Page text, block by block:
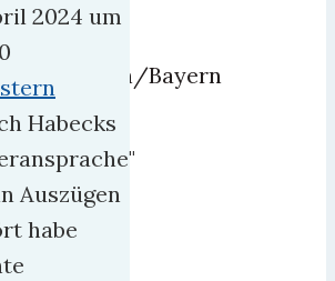
Schwaben/Bayern
gar
hätte
mehr
2024 um
Habecks
Auszügen
habe